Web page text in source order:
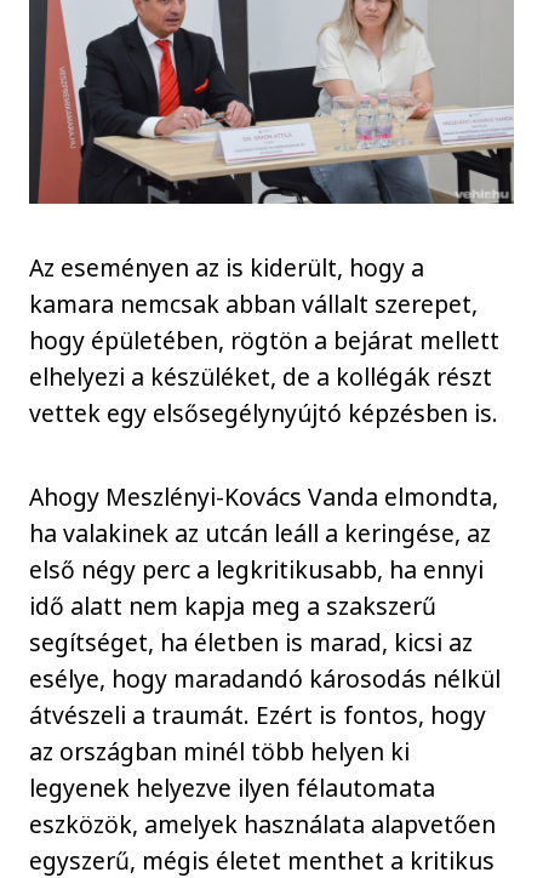
Az eseményen az is kiderült, hogy a
kamara nemcsak abban vállalt szerepet,
hogy épületében, rögtön a bejárat mellett
elhelyezi a készüléket, de a kollégák részt
vettek egy elsősegélynyújtó képzésben is.
Ahogy Meszlényi-Kovács Vanda elmondta,
ha valakinek az utcán leáll a keringése, az
első négy perc a legkritikusabb, ha ennyi
idő alatt nem kapja meg a szakszerű
segítséget, ha életben is marad, kicsi az
esélye, hogy maradandó károsodás nélkül
átvészeli a traumát. Ezért is fontos, hogy
az országban minél több helyen ki
legyenek helyezve ilyen félautomata
eszközök, amelyek használata alapvetően
egyszerű, mégis életet menthet a kritikus